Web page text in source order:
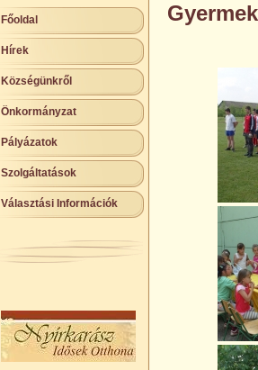
Főoldal
Hírek
Községünkről
Önkormányzat
Pályázatok
Szolgáltatások
Választási Információk